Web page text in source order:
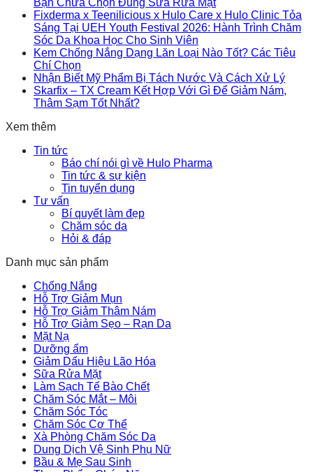
Fixderma x Teenilicious x Hulo Care x Hulo Clinic Tỏa
Sáng Tại UEH Youth Festival 2026: Hành Trình Chăm
Sóc Da Khoa Học Cho Sinh Viên
Kem Chống Nắng Dạng Lăn Loại Nào Tốt? Các Tiêu
Chí Chọn
Nhận Biết Mỹ Phẩm Bị Tách Nước Và Cách Xử Lý
Skarfix – TX Cream Kết Hợp Với Gì Để Giảm Nám,
Thâm Sạm Tốt Nhất?
Xem thêm
Tin tức
Báo chí nói gì về Hulo Pharma
Tin tức & sự kiện
Tin tuyển dụng
Tư vấn
Bí quyết làm đẹp
Chăm sóc da
Hỏi & đáp
Danh mục sản phẩm
Chống Nắng
Hỗ Trợ Giảm Mụn
Hỗ Trợ Giảm Thâm Nám
Hỗ Trợ Giảm Sẹo – Rạn Da
Mặt Nạ
Dưỡng ẩm
Giảm Dấu Hiệu Lão Hóa
Sữa Rửa Mặt
Làm Sạch Tế Bào Chết
Chăm Sóc Mắt – Môi
Chăm Sóc Tóc
Chăm Sóc Cơ Thể
Xà Phòng Chăm Sóc Da
Dung Dịch Vệ Sinh Phụ Nữ
Bầu & Mẹ Sau Sinh